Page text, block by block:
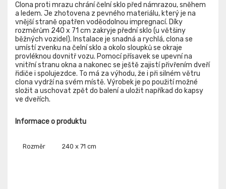
Clona proti mrazu chrání čelní sklo před námrazou, sněhem
a ledem. Je zhotovena z pevného materiálu, který je na
vnější straně opatřen voděodolnou impregnací. Díky
rozměrům 240 x 71 cm zakryje přední sklo (u většiny
běžných vozidel). Instalace je snadná a rychlá, clona se
umístí zvenku na čelní sklo a okolo sloupků se okraje
provléknou dovnitř vozu. Pomocí přísavek se upevní na
vnitřní stranu okna a nakonec se ještě zajistí přivřením dveří
řidiče i spolujezdce. To má za výhodu, že i při silném větru
clona vydrží na svém místě. Výrobek je po použití možné
složit a uschovat zpět do balení a uložit napříkad do kapsy
ve dveřích.
Informace o produktu
Rozměr 240 x 71 cm